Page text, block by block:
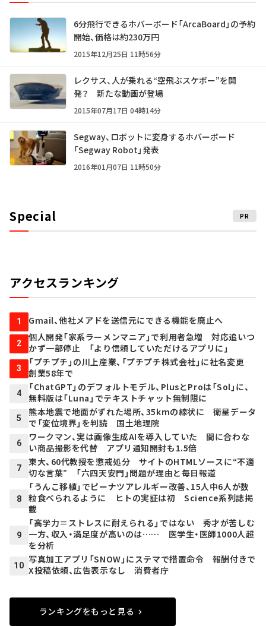
6分飛行できるホバーボード「ArcaBoard」の予約
開始、価格は約230万円
2015年12月25日 11時56分
レクサス、人が乗れる“空飛ぶスケボー”を開
発？ 新たな動画が登場
2015年07月17日 04時14分
Segway、ロボットに変身するホバーボード
「Segway Robot」発表
2016年01月07日 11時50分
Special PR
アクセスランキング
1 Gmail、他社メアドを送信元にできる機能を廃止へ
2
個人開発「家系ラーメンマニア」で利用者急増 対応追いつ
かず一部停止 「より信頼していただけるアプリに」
3
「プチプチ」の川上産業、「プチプチ株式会社」に社名変更
創業58年で
4
「ChatGPT」のデフォルトモデル、PlusとProは「Sol」に、
無料版は「Luna」でテキストチャット無制限に
5
熊本地震で地面がずれた場所、35kmの線状に 衛星データ
で「変位境界」を判読 国土地理院
6
ワークマン、実は画像生成AIを導入していた 間に合わな
い商品撮影を代替 アプリ通知開封も1.5倍
7
東大、60代教授を懲戒処分 サイトのHTMLソースに“不適
切な言葉” 「六四天安門」問題が理由と毎日報道
8
「うんこ移植」でピーナツアレルギー改善、15人中6人が数
粒食べられるように ヒトの実証は初 Science系列誌掲
載
9
「高学力＝ストレスに耐えられる」ではない 秀才が苦しむ
一方、収入・満足度が高いのは…… 医学生・医師1000人超
を分析
10
写真加工アプリ「SNOW」にステマで措置命令 報酬付きで
X投稿依頼、広告表示なし 消費者庁
ランキングをもっと見る